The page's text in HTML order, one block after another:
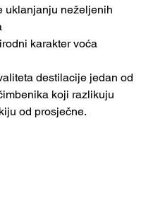
uklanjanju neželjenih
karakter voća
destilacije jedan od
koji razlikuju
od prosječne.